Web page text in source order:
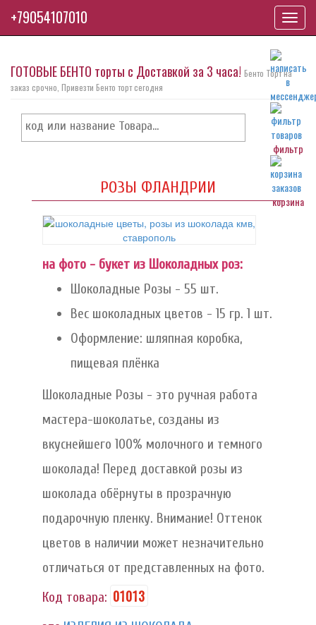
фильтр
корзина
ГОТОВЫЕ БЕНТО торты с Доставкой за 3 часа! Бенто Торт на
заказ срочно, Привезти Бенто торт сегодня
РОЗЫ ФЛАНДРИИ
на фото - букет из Шоколадных роз:
Шоколадные Розы - 55 шт.
Вес шоколадных цветов - 15 гр. 1 шт.
Оформление: шляпная коробка,
пищевая плёнка
Шоколадные Розы - это ручная работа
мастера-шоколатье, созданы из
вкуснейшего 100% молочного и темного
шоколада! Перед доставкой розы из
шоколада обёрнуты в прозрачную
подарочную пленку. Внимание! Оттенок
цветов в наличии может незначительно
отличаться от представленных на фото.
Код товара: 01013
+79054107010